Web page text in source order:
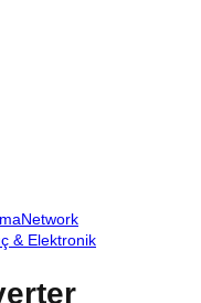
Network
& Elektronik